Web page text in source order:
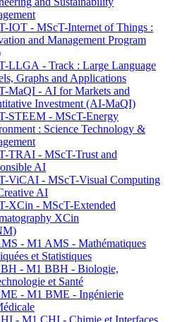
IOT - MScT-Internet of Things :
and Management Program
LLGA - Track : Large Language
Graphs and Applications
MaQI - AI for Markets and
Investment (AI-MaQI)
STEEM - MScT-Energy
: Science Technology &
TRAI - MScT-Trust and
AI
ViCAI - MScT-Visual Computing
AI
XCin - MScT-Extended
XCin
- M1 AMS - Mathématiques
et Statistiques
- M1 BBH - Biologie,
et Santé
- M1 BME - Ingénierie
- M1 CHI - Chimie et Interfaces